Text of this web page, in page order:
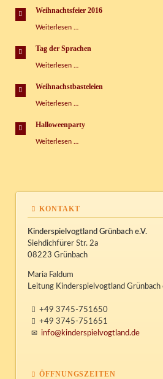
Kispi
Weihnachtsfeier 2016
Weiterlesen …
Tag der Sprachen
Weiterlesen …
Sprachen
Weihnachstbasteleien
Weiterlesen …
Halloweenparty
Weiterlesen …
KONTAKT
Kinderspielvogtland Grünbach e.V.
Siehdichfürer Str. 2a
08223 Grünbach
Maria Faldum
Leitung Kinderspielvogtland Grünbach
+49 3745-751650
+49 3745-751651
info@kinderspielvogtland.de
ÖFFNUNGSZEITEN